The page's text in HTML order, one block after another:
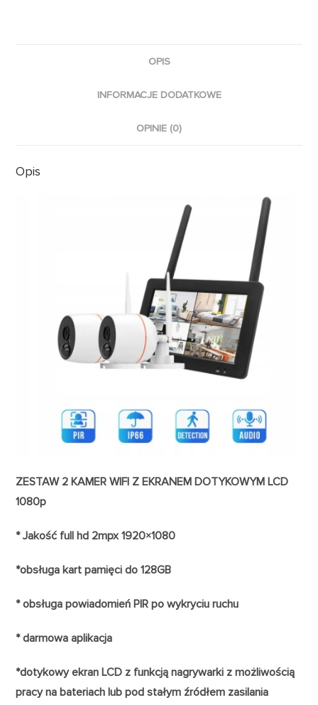
OPIS
INFORMACJE DODATKOWE
OPINIE (0)
Opis
ZESTAW 2 KAMER WIFI Z EKRANEM DOTYKOWYM LCD
1080p
* Jakość full hd 2mpx 1920×1080
*obsługa kart pamięci do 128GB
* obsługa powiadomień PIR po wykryciu ruchu
* darmowa aplikacja
*dotykowy ekran LCD z funkcją nagrywarki z możliwością
pracy na bateriach lub pod stałym źródłem zasilania